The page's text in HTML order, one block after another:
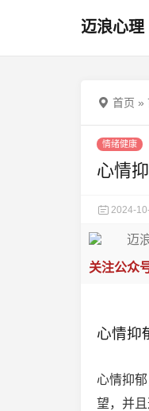
迈浪心理
首页 »
情绪健康
心情
2024-
关注公众
心情抑
心情抑
望，并